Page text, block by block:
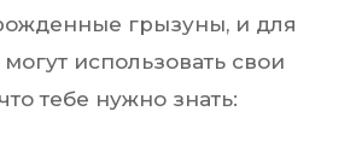
грызуны, и для
использовать свои
тебе нужно знать: